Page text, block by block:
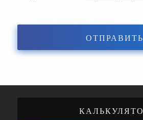
ОТПРАВИТЬ